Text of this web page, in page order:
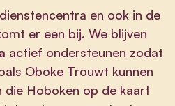
en ook in de
er een bij. We blijven
actief ondersteunen zodat
Oboke Trouwt kunnen
die Hoboken op de kaart